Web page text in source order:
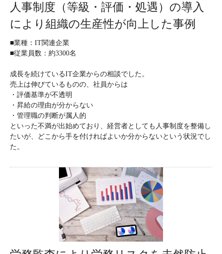
人事制度（等級・評価・処遇）の導入
により組織の生産性が向上した事例
■業種：IT関連企業
■従業員数：約3300名
成長を続けているIT企業からの相談でした。
売上は伸びているものの、社員からは
・評価基準が不透明
・昇給の理由が分からない
・管理職の判断が属人的
といった不満が出始めており、経営者としても人事制度を整備し
たいが、どこから手を付ければよいか分からないという状況でし
た。